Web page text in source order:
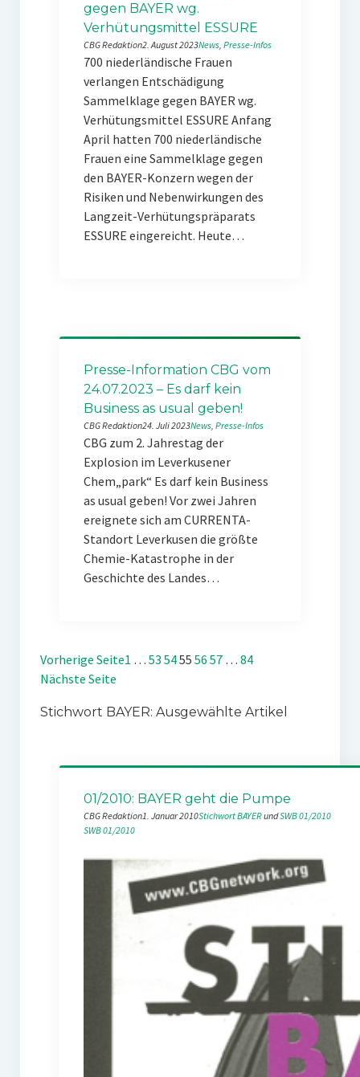
gegen BAYER wg.
Verhütungsmittel ESSURE
CBG Redaktion2. August 2023News, Presse-Infos
700 niederländische Frauen
verlangen Entschädigung
Sammelklage gegen BAYER wg.
Verhütungsmittel ESSURE Anfang
April hatten 700 niederländische
Frauen eine Sammelklage gegen
den BAYER-Konzern wegen der
Risiken und Nebenwirkungen des
Langzeit-Verhütungspräparats
ESSURE eingereicht. Heute…
Presse-Information CBG vom
24.07.2023 – Es darf kein
Business as usual geben!
CBG Redaktion24. Juli 2023News, Presse-Infos
CBG zum 2. Jahrestag der
Explosion im Leverkusener
Chem„park“ Es darf kein Business
as usual geben! Vor zwei Jahren
ereignete sich am CURRENTA-
Standort Leverkusen die größte
Chemie-Katastrophe in der
Geschichte des Landes…
Vorherige Seite1 … 53 5455 56 57 … 84
Nächste Seite
Stichwort BAYER: Ausgewählte Artikel
01/2010: BAYER geht die Pumpe
CBG Redaktion1. Januar 2010Stichwort BAYER und SWB 01/2010
SWB 01/2010